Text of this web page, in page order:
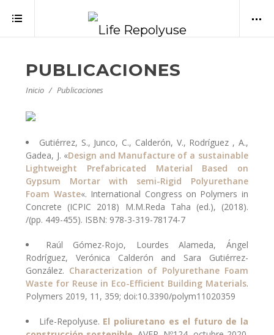
PUBLICACIONES
Inicio Publicaciones
Gutiérrez, S., Junco, C., Calderón, V., Rodríguez , A.,
Gadea, J. «Design and Manufacture of a sustainable
Lightweight Prefabricated Material Based on
Gypsum Mortar with semi-Rigid Polyurethane
Foam Waste«. International Congress on Polymers in
Concrete (ICPIC 2018) M.M.Reda Taha (ed.), (2018).
/(pp. 449-455). ISBN: 978-3-319-78174-7
Raúl Gómez-Rojo, Lourdes Alameda, Ángel
Rodríguez, Verónica Calderón and Sara Gutiérrez-
González. Characterization of Polyurethane Foam
Waste for Reuse in Eco-Efficient Building Materials.
Polymers 2019, 11, 359; doi:10.3390/polym11020359
Life-Repolyuse. El poliuretano es el futuro de la